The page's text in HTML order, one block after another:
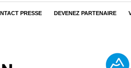
PRESSE DEVENEZ PARTENAIRE